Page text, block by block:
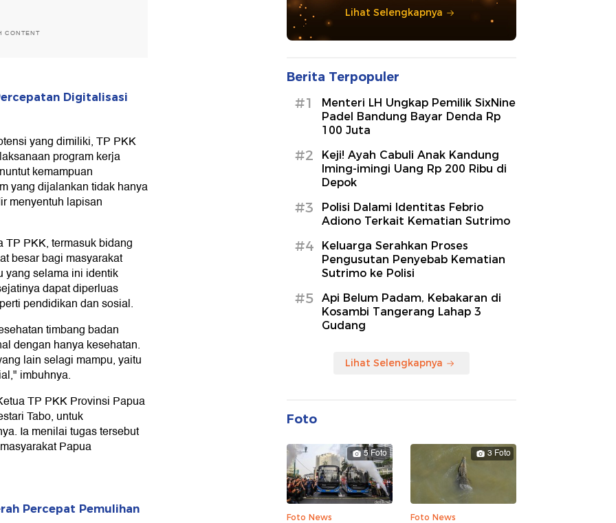
CONTENT
Digitalisasi
yang dimiliki, TP PKK
program kerja
kemampuan
yang dijalankan tidak hanya
menyentuh lapisan
TP PKK, termasuk bidang
besar bagi masyarakat
yang selama ini identik
dapat diperluas
pendidikan dan sosial.
timbang badan
dengan hanya kesehatan.
lain selagi mampu, yaitu
imbuhnya.
TP PKK Provinsi Papua
Tabo, untuk
Ia menilai tugas tersebut
Papua
Percepat Pemulihan
Lihat Selengkapnya
Berita Terpopuler
#1
Menteri LH Ungkap Pemilik SixNine
Padel Bandung Bayar Denda Rp
100 Juta
#2
Keji! Ayah Cabuli Anak Kandung
Iming-imingi Uang Rp 200 Ribu di
Depok
#3
Polisi Dalami Identitas Febrio
Adiono Terkait Kematian Sutrimo
#4
Keluarga Serahkan Proses
Pengusutan Penyebab Kematian
Sutrimo ke Polisi
#5
Api Belum Padam, Kebakaran di
Kosambi Tangerang Lahap 3
Gudang
Lihat Selengkapnya
Foto
5 Foto
Foto News
3 Foto
Foto News